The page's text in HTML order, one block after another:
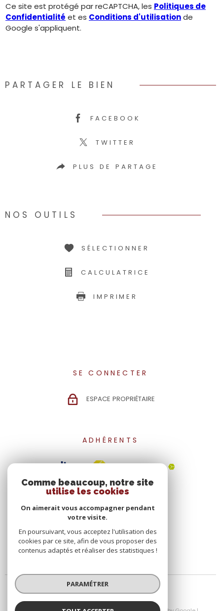
Ce site est protégé par reCAPTCHA, les Politiques de
Confidentialité et es Conditions d'utilisationde
Google s'appliquent.
PARTAGER LE BIEN
FACEBOOK
TWITTER
PLUS DE PARTAGE
NOS OUTILS
SÉLECTIONNER
CALCULATRICE
IMPRIMER
SE CONNECTER
ESPACE PROPRIÉTAIRE
ADHÉRENTS
Comme beaucoup, notre site
utilise les cookies
On aimerait vous accompagner pendant
votre visite.
En poursuivant, vous acceptez l'utilisation des
cookies par ce site, afin de vous proposer des
contenus adaptés et réaliser des statistiques !
PARAMÉTRER